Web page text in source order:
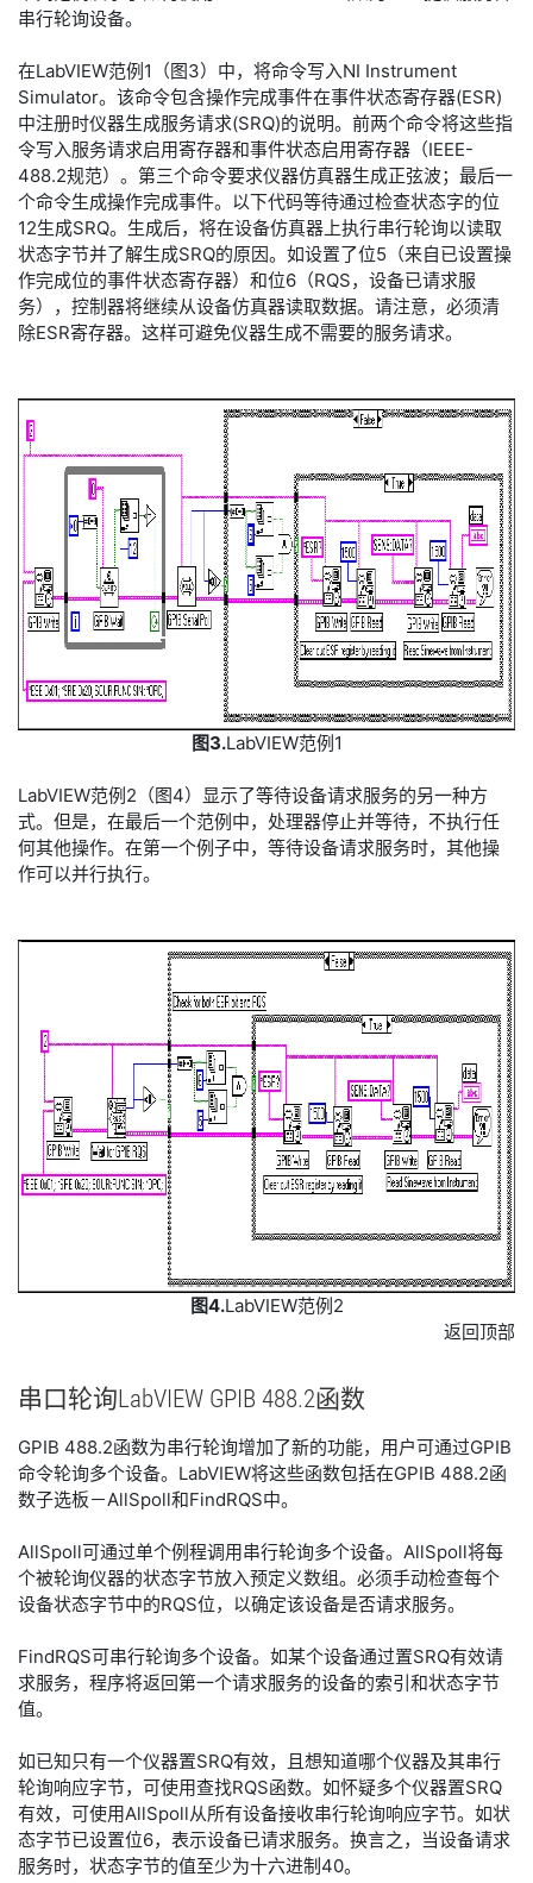
串行轮询设备。
在LabVIEW范例1（图3）中，将命令写入NI Instrument
Simulator。该命令包含操作完成事件在事件状态寄存器(ESR)
中注册时仪器生成服务请求(SRQ)的说明。前两个命令将这些指
令写入服务请求启用寄存器和事件状态启用寄存器（IEEE-
488.2规范）。第三个命令要求仪器仿真器生成正弦波；最后一
个命令生成操作完成事件。以下代码等待通过检查状态字的位
12生成SRQ。生成后，将在设备仿真器上执行串行轮询以读取
状态字节并了解生成SRQ的原因。如设置了位5（来自已设置操
作完成位的事件状态寄存器）和位6（RQS，设备已请求服
务），控制器将继续从设备仿真器读取数据。请注意，必须清
除ESR寄存器。这样可避免仪器生成不需要的服务请求。
图3.LabVIEW范例1
LabVIEW范例2（图4）显示了等待设备请求服务的另一种方
式。但是，在最后一个范例中，处理器停止并等待，不执行任
何其他操作。在第一个例子中，等待设备请求服务时，其他操
作可以并行执行。
图4.LabVIEW范例2
返回顶部
串口轮询LabVIEW GPIB 488.2函数
GPIB 488.2函数为串行轮询增加了新的功能，用户可通过GPIB
命令轮询多个设备。LabVIEW将这些函数包括在GPIB 488.2函
数子选板－AllSpoll和FindRQS中。
AllSpoll可通过单个例程调用串行轮询多个设备。AllSpoll将每
个被轮询仪器的状态字节放入预定义数组。必须手动检查每个
设备状态字节中的RQS位，以确定该设备是否请求服务。
FindRQS可串行轮询多个设备。如某个设备通过置SRQ有效请
求服务，程序将返回第一个请求服务的设备的索引和状态字节
值。
如已知只有一个仪器置SRQ有效，且想知道哪个仪器及其串行
轮询响应字节，可使用查找RQS函数。如怀疑多个仪器置SRQ
有效，可使用AllSpoll从所有设备接收串行轮询响应字节。如状
态字节已设置位6，表示设备已请求服务。换言之，当设备请求
服务时，状态字节的值至少为十六进制40。